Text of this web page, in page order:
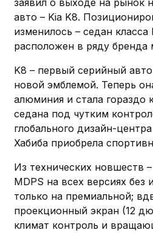
заявил о выходе на рынок
авто – Kia K8.
изменилось – седан
расположен в ряду бренда
K8 – первый серийный
новой эмблемой. Теперь
алюминия и стала гораздо
седана под чутким
глобального дизайн-
Хабиба приобрела
Из технических новшеств
MDPS на всех версиях без
только на премиальной;
проекционный экран (12
климат контроль и